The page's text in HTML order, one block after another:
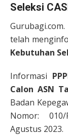
Seleksi
telah
Kebutuhan
Informasi
Calon ASN
Badan
Nomor:
Agustus 2023.